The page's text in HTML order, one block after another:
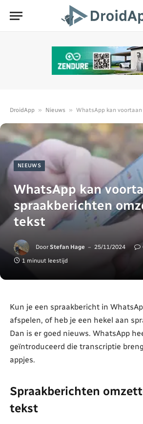
DroidApp » Nieuws » WhatsApp kan voortaan
NIEUWS
WhatsApp kan
spraakberichten
tekst
Door Stefan Hage 25/11/2024
1 minuut leestijd
Kun je een spraakbericht in
afspelen, of heb je een hekel aan
Dan is er goed nieuws. WhatsApp
geïntroduceerd die transcriptie
appjes.
Spraakberichten
tekst